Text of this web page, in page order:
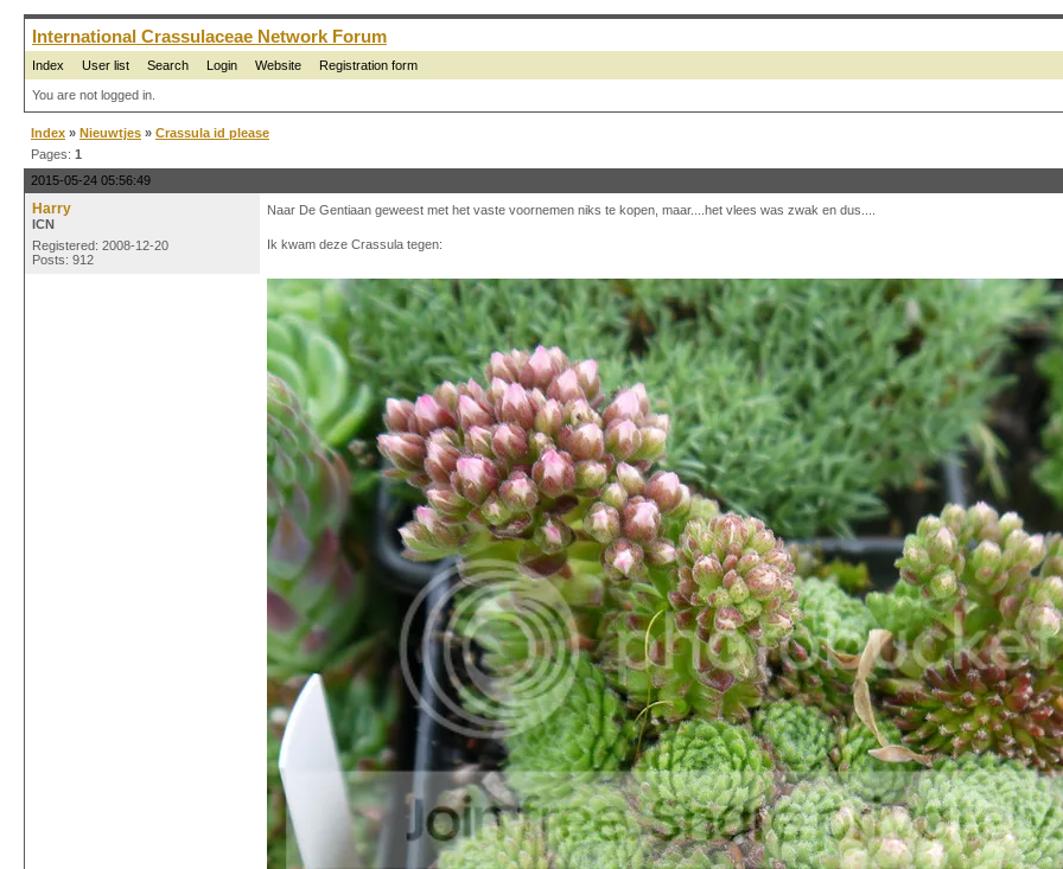
International Crassulaceae Network Forum
Index User list Search Login Website Registration form
You are not logged in.
Index » Nieuwtjes » Crassula id please
Pages: 1
2015-05-24 05:56:49
Harry
ICN
Registered: 2008-12-20
Posts: 912
Naar De Gentiaan geweest met het vaste voornemen niks te kopen, maar....het vlees was zwak en dus....
Ik kwam deze Crassula tegen: